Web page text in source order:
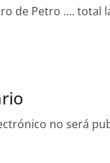
de Petro …. total
no será